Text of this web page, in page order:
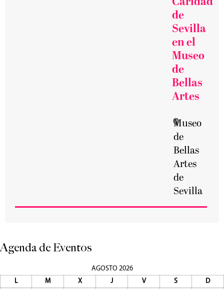
de
Sevilla
en el
Museo
de
Bellas
Artes
Museo
de
Bellas
Artes
de
Sevilla
Agenda de Eventos
AGOSTO 2026
L
M X J V S
D